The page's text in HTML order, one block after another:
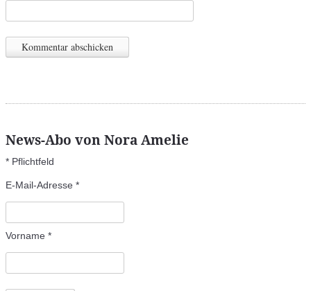
News-Abo von Nora Amelie
* Pflichtfeld
E-Mail-Adresse *
Vorname *